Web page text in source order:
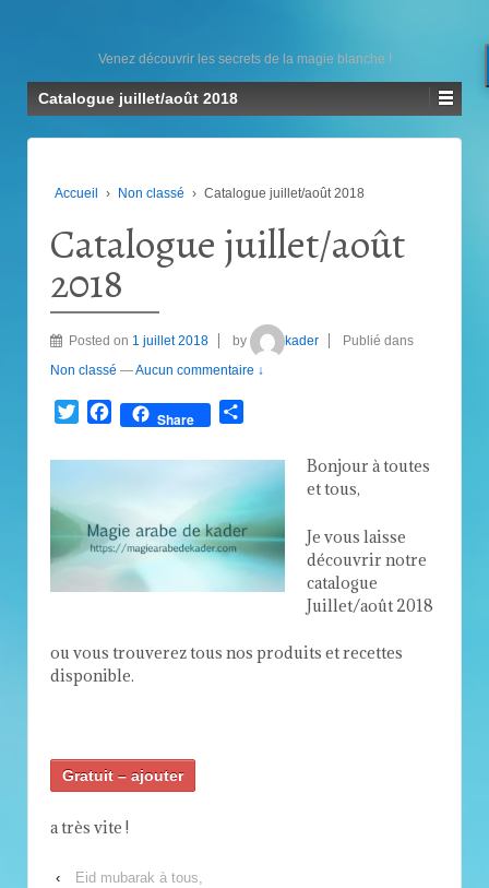
Venez découvrir les secrets de la magie blanche !
Catalogue juillet/août 2018
Accueil › Non classé › Catalogue juillet/août 2018
Catalogue juillet/août
2018
Posted on 1 juillet 2018 by kader
Publié dans
Non classé —Aucun commentaire ↓
TwitterFacebook
Share
Bonjour à toutes
et tous,
Je vous laisse
découvrir notre
catalogue
Juillet/août 2018
ou vous trouverez tous nos produits et recettes
disponible.
Gratuit – ajouter
a très vite !
‹
Eid mubarak à tous,